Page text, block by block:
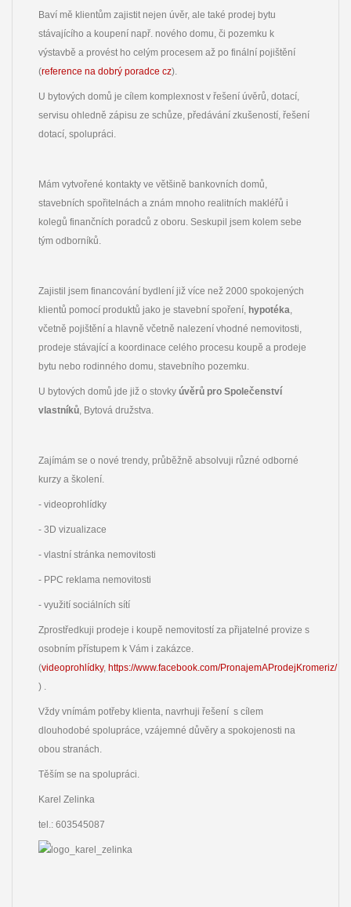
Baví mě klientům zajistit nejen úvěr, ale také prodej bytu
stávajícího a koupení např. nového domu, či pozemku k
výstavbě a provést ho celým procesem až po finální pojištění
(reference na dobrý poradce cz).
U bytových domů je cílem komplexnost v řešení úvěrů, dotací,
servisu ohledně zápisu ze schůze, předávání zkušeností, řešení
dotací, spolupráci.
Mám vytvořené kontakty ve většině bankovních domů,
stavebních spořitelnách a znám mnoho realitních makléřů i
kolegů finančních poradců z oboru. Seskupil jsem kolem sebe
tým odborníků.
Zajistil jsem financování bydlení již více než 2000 spokojených
klientů pomocí produktů jako je stavební spoření, hypotéka
včetně pojištění a hlavně včetně nalezení vhodné nemovitosti,
prodeje stávající a koordinace celého procesu koupě a prodeje
bytu nebo rodinného domu, stavebního pozemku.
U bytových domů jde již o stovky úvěrů pro Společenství
vlastníků , Bytová družstva.
Zajímám se o nové trendy, průběžně absolvuji různé odborné
kurzy a školení.
- videoprohlídky
- 3D vizualizace
- vlastní stránka nemovitosti
- PPC reklama nemovitosti
- využití sociálních sítí
Zprostředkuji prodeje i koupě nemovitostí za přijatelné provize s
osobním přístupem k Vám i zakázce.
(videoprohlídky, https://www.facebook.com/PronajemAProdejKromeriz/
) .
Vždy vnímám potřeby klienta, navrhuji řešení s cílem
dlouhodobé spolupráce, vzájemné důvěry a spokojenosti na
obou stranách.
Těším se na spolupráci.
Karel Zelinka
tel.: 603545087